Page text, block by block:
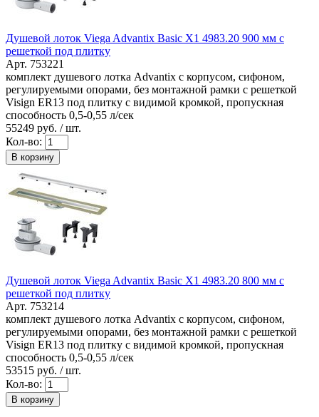
Душевой лоток Viega Advantix Basic X1 4983.20 900 мм с
решеткой под плитку
Арт. 753221
комплект душевого лотка Advantix с корпусом, сифоном,
регулируемыми опорами, без монтажной рамки с решеткой
Visign ER13 под плитку с видимой кромкой, пропускная
способность 0,5-0,55 л/сек
55249 руб. / шт.
Кол-во:
В корзину
Душевой лоток Viega Advantix Basic X1 4983.20 800 мм с
решеткой под плитку
Арт. 753214
комплект душевого лотка Advantix с корпусом, сифоном,
регулируемыми опорами, без монтажной рамки с решеткой
Visign ER13 под плитку с видимой кромкой, пропускная
способность 0,5-0,55 л/сек
53515 руб. / шт.
Кол-во:
В корзину